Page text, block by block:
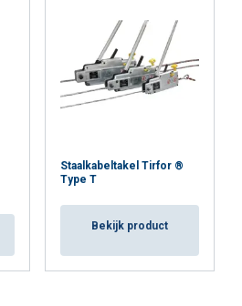
Staalkabeltakel Tirfor ®
Type T
Bekijk product